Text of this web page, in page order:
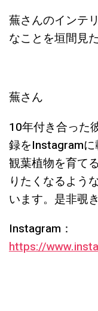
蕪さんのインテ
なことを垣間見
蕪さん
10年付き合った
録をInstagram
観葉植物を育て
りたくなるよう
います。是非覗
Instagram：
https://